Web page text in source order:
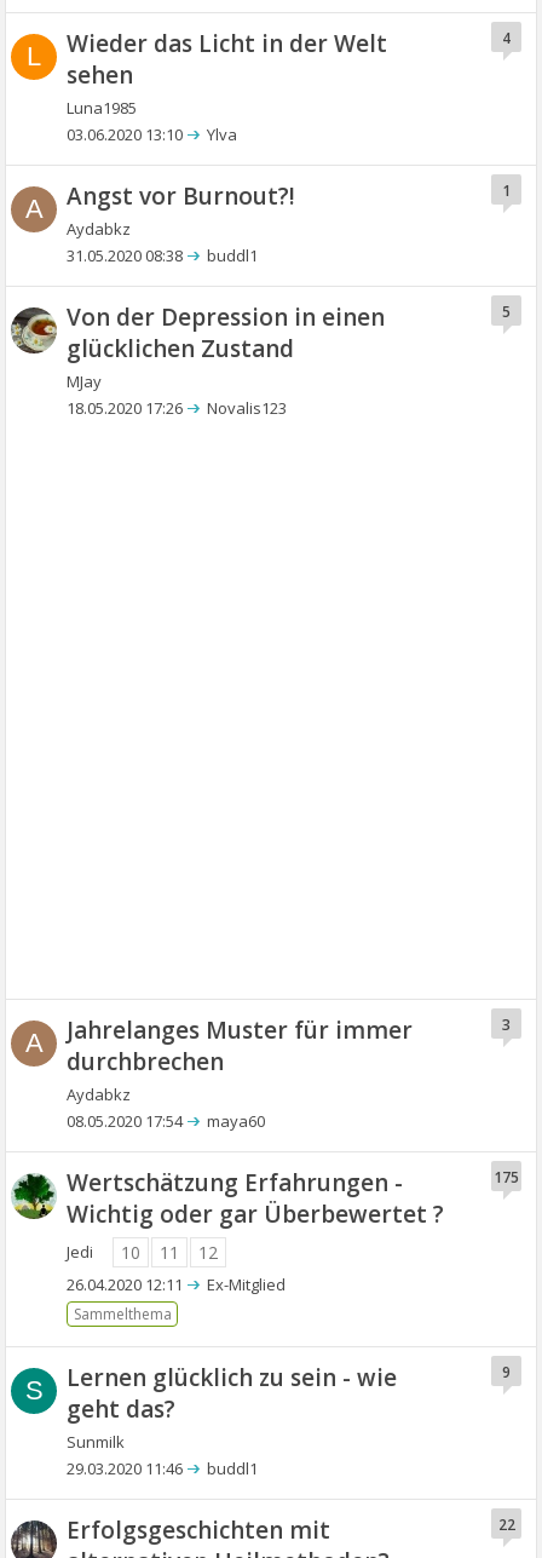
L
Wieder das Licht in der Welt
sehen
Luna1985
4
03.06.2020 13:10 Ylva
A Angst vor Burnout?!
Aydabkz
1
31.05.2020 08:38 buddl1
Von der Depression in einen
glücklichen Zustand
MJay
5
18.05.2020 17:26 Novalis123
A
Jahrelanges Muster für immer
durchbrechen
Aydabkz
3
08.05.2020 17:54 maya60
Wertschätzung Erfahrungen -
Wichtig oder gar Überbewertet ?
Jedi 10 11 12
175
26.04.2020 12:11 Ex-Mitglied
S
Lernen glücklich zu sein - wie
geht das?
Sunmilk
9
29.03.2020 11:46 buddl1
Erfolgsgeschichten mit
22